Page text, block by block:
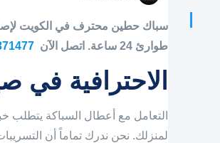
سباك حطين محترف في الكويت
طوارئ 24 ساعة. اتصل الآن
الاحترافية في
التعامل مع أعطال السباكة
لمنزلك. نحن ندرك تماماً أن